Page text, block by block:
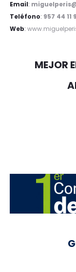
Email:
Teléfono: 957 44 11
Web:
MEJOR